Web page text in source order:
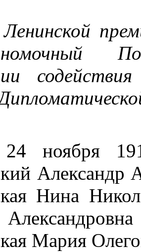
24 ноября
Александр
Нина
Мария